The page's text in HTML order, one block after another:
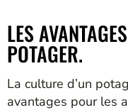
LES
POTAGER.
La culture d’un
avantages pour les